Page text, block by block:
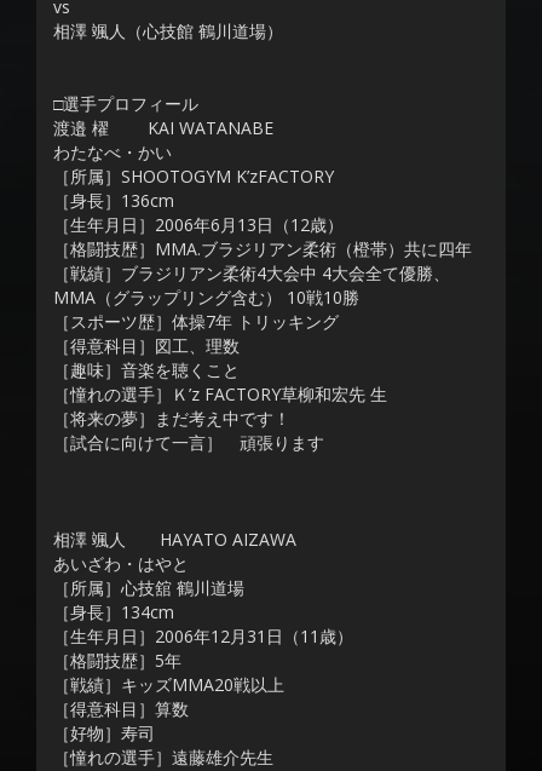
vs
相澤 颯人（心技館 鶴川道場）
□選手プロフィール
渡邉 櫂 KAI WATANABE
わたなべ・かい
［所属］SHOOTOGYM K’zFACTORY
［身長］136cm
［生年月日］2006年6月13日（12歳）
［格闘技歴］MMA.ブラジリアン柔術（橙帯）共に四年
［戦績］ブラジリアン柔術4大会中 4大会全て優勝、
MMA（グラップリング含む） 10戦10勝
［スポーツ歴］体操7年 トリッキング
［得意科目］図工、理数
［趣味］音楽を聴くこと
［憧れの選手］Ｋ’z FACTORY草柳和宏先 生
［将来の夢］まだ考え中です！
［試合に向けて一言］ 頑張ります
相澤 颯人 HAYATO AIZAWA
あいざわ・はやと
［所属］心技舘 鶴川道場
［身長］134cm
［生年月日］2006年12月31日（11歳）
［格闘技歴］5年
［戦績］キッズMMA20戦以上
［得意科目］算数
［好物］寿司
［憧れの選手］遠藤雄介先生